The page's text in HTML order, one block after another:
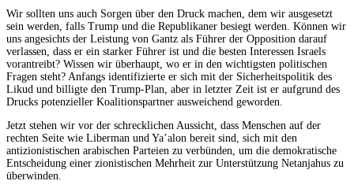
Wir sollten uns auch Sorgen über den Druck machen, dem wir ausgesetzt
sein werden, falls Trump und die Republikaner besiegt werden. Können wir
uns angesichts der Leistung von Gantz als Führer der Opposition darauf
verlassen, dass er ein starker Führer ist und die besten Interessen Israels
vorantreibt? Wissen wir überhaupt, wo er in den wichtigsten politischen
Fragen steht? Anfangs identifizierte er sich mit der Sicherheitspolitik des
Likud und billigte den Trump-Plan, aber in letzter Zeit ist er aufgrund des
Drucks potenzieller Koalitionspartner ausweichend geworden.
Jetzt stehen wir vor der schrecklichen Aussicht, dass Menschen auf der
rechten Seite wie Liberman und Ya’alon bereit sind, sich mit den
antizionistischen arabischen Parteien zu verbünden, um die demokratische
Entscheidung einer zionistischen Mehrheit zur Unterstützung Netanjahus zu
überwinden.